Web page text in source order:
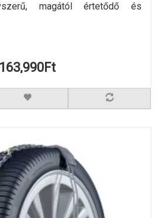
magától értetődő és
163,990Ft